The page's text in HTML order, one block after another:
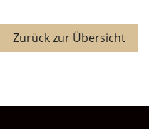
Zurück zur Übersicht